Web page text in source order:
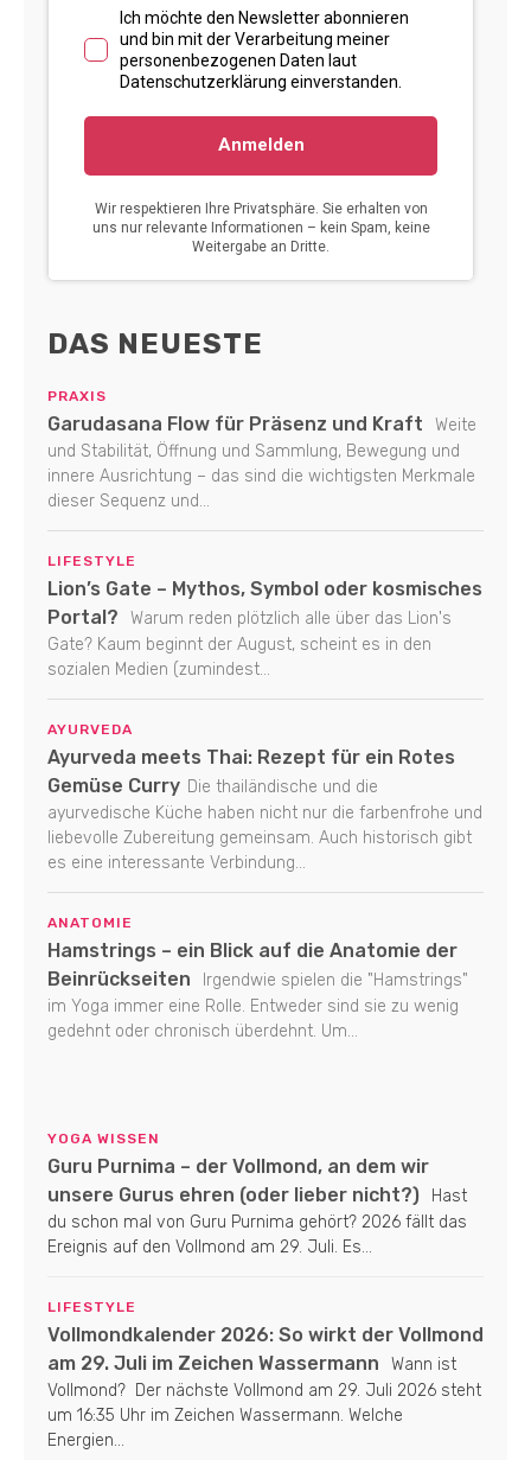
DAS NEUESTE
PRAXIS
Garudasana Flow für Präsenz und Kraft
Weite
und Stabilität, Öffnung und Sammlung, Bewegung und
innere Ausrichtung – das sind die wichtigsten Merkmale
dieser Sequenz und...
LIFESTYLE
Lion’s Gate – Mythos, Symbol oder kosmisches
Portal?
Warum reden plötzlich alle über das Lion's
Gate? Kaum beginnt der August, scheint es in den
sozialen Medien (zumindest...
AYURVEDA
Ayurveda meets Thai: Rezept für ein Rotes
Gemüse Curry Die thailändische und die
ayurvedische Küche haben nicht nur die farbenfrohe und
liebevolle Zubereitung gemeinsam. Auch historisch gibt
es eine interessante Verbindung...
ANATOMIE
Hamstrings – ein Blick auf die Anatomie der
Beinrückseiten
Irgendwie spielen die "Hamstrings"
im Yoga immer eine Rolle. Entweder sind sie zu wenig
gedehnt oder chronisch überdehnt. Um...
YOGA WISSEN
Guru Purnima – der Vollmond, an dem wir
unsere Gurus ehren (oder lieber nicht?)
Hast
du schon mal von Guru Purnima gehört? 2026 fällt das
Ereignis auf den Vollmond am 29. Juli. Es...
LIFESTYLE
Vollmondkalender 2026: So wirkt der Vollmond
am 29. Juli im Zeichen Wassermann
Wann ist
Vollmond? Der nächste Vollmond am 29. Juli 2026 steht
um 16:35 Uhr im Zeichen Wassermann. Welche
Energien...